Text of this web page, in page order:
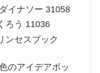
イナソー 31058
ろう 11036
ンセスブック
のアイデアボッ